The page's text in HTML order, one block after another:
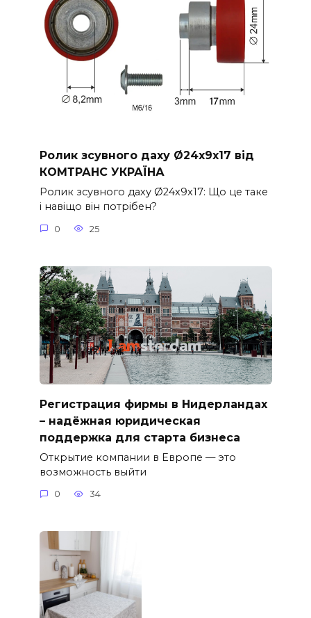
Ролик зсувного даху Ø24x9x17 від
КОМТРАНС УКРАЇНА
Ролик зсувного даху Ø24x9x17: Що це таке
і навіщо він потрібен?
0 25
Регистрация фирмы в Нидерландах
– надёжная юридическая
поддержка для старта бизнеса
Открытие компании в Европе — это
возможность выйти
0 34